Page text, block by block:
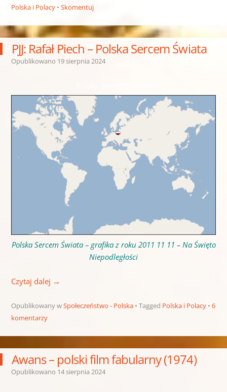
Polska i Polacy
Skomentuj
PJJ: Rafał Piech – Polska Sercem Świata
Opublikowano 19 sierpnia 2024
Polska Sercem Świata – grafika z roku 2011 11 11 – Na Święto
Niepodległości
Czytaj dalej →
Opublikowany wSpołeczeństwo - Polska Tagged Polska i Polacy
6
komentarzy
Awans – polski film fabularny (1974)
Opublikowano 14 sierpnia 2024